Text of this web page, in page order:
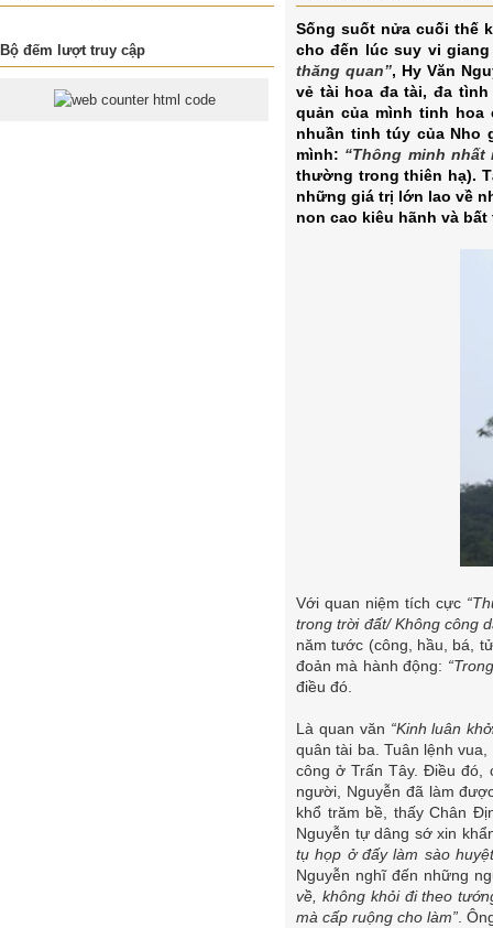
Bộ đếm lượt truy cập
Sống suốt nửa cuối thế
cho đến lúc suy vi
thăng quan”, Hy Văn
vẻ tài hoa đa tài, đa
quản của mình tinh hoa
nhuần tinh túy của Nho
mình: “Thông minh
thường trong thiên hạ).
những giá trị lớn lao về
non cao kiêu hãnh và bất
Với quan niệm tích cực
trong trời đất/ Không công
năm tước (công, hầu, bá,
đoản mà hành động:
điều đó.
Là quan văn “Kinh luân
quân tài ba. Tuân lệnh
công ở Trấn Tây. Điều đó,
người, Nguyễn đã làm
khổ trăm bề, thấy Chân
Nguyễn tự dâng sớ xin
tụ họp ở đấy làm sào
Nguyễn nghĩ đến những
về, không khỏi đi theo
mà cấp ruộng cho làm”.